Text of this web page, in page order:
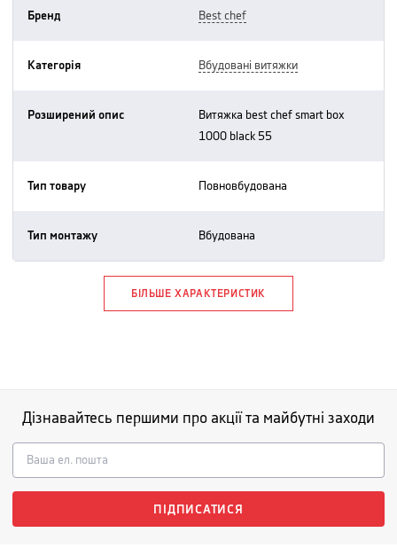
Бренд best chef
Категорія вбудовані витяжки
Розширений опис
витяжка best chef smart box
1000 black 55
Тип товару повновбудована
Тип монтажу вбудована
БІЛЬШЕ ХАРАКТЕРИСТИК
Дізнавайтесь першими про акції та майбутні заходи
ПІДПИСАТИСЯ